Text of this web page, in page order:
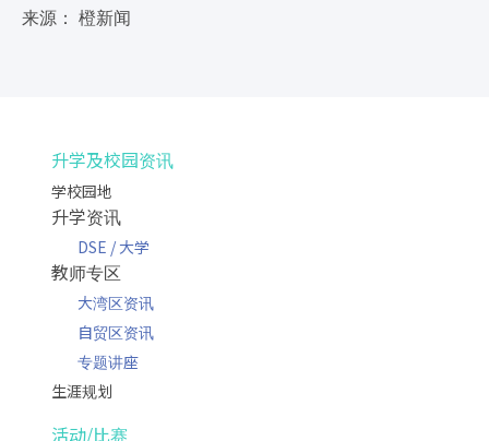
来源： 橙新闻
升学及校园资讯
学校园地
升学资讯
DSE / 大学
教师专区
大湾区资讯
自贸区资讯
专题讲座
生涯规划
活动/比赛